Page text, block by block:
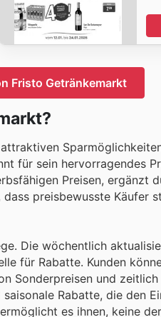
Fristo Getränkemarkt
für sein hervorragendes
Preisen, ergänzt
preisbewusste Käufer
Die wöchentlich
für Rabatte. Kunden
Sonderpreisen und
Rabatte, die den
es ihnen, keine